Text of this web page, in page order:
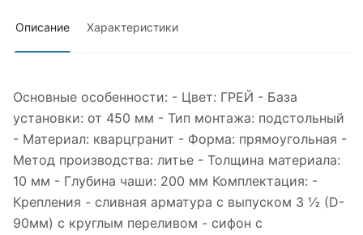
Описание Характеристики
Основные особенности: - Цвет: ГРЕЙ - База
установки: от 450 мм - Тип монтажа: подстольный
- Материал: кварцгранит - Форма: прямоугольная -
Метод производства: литье - Толщина материала:
10 мм - Глубина чаши: 200 мм Комплектация: -
Крепления - сливная арматура с выпуском 3 ½ (D-
90мм) с круглым переливом - сифон с